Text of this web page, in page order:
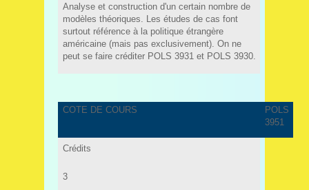
Analyse et construction d'un certain nombre de
modèles théoriques. Les études de cas font
surtout référence à la politique étrangère
américaine (mais pas exclusivement). On ne
peut se faire créditer POLS 3931 et POLS 3930.
COTE DE COURS
POLS
3951
Crédits
3